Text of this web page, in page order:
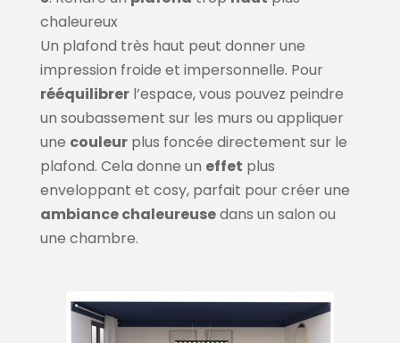
chaleureux
Un plafond très haut peut donner une
impression froide et impersonnelle. Pour
rééquilibrerl’espace, vous pouvez peindre
un soubassement sur les murs ou appliquer
une couleurplus foncée directement sur le
plafond. Cela donne un effet plus
enveloppant et cosy, parfait pour créer une
ambiance chaleureusedans un salon ou
une chambre.